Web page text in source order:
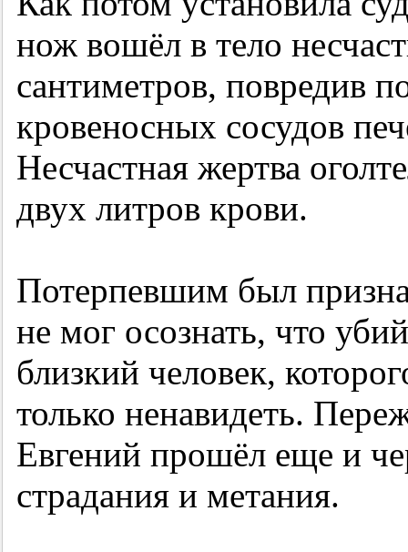
нож вошёл в тело
сантиметров, повредив
кровеносных сосудов
Несчастная жертва
двух литров крови.
Потерпевшим был
не мог осознать, что
близкий человек,
только ненавидеть.
Евгений прошёл еще и
страдания и метания.